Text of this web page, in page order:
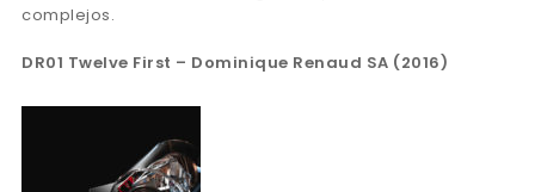
complejos.
DR01 Twelve First – Dominique Renaud SA (2016)